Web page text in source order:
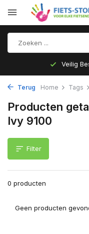
Veilig
Terug Home Tags
Producten
Ivy 9100
Filter
0 producten
Geen producten